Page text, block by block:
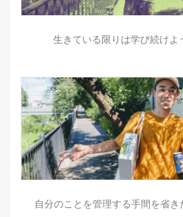
生きている限りは学び続けよ
自分のことを管理する手間を省